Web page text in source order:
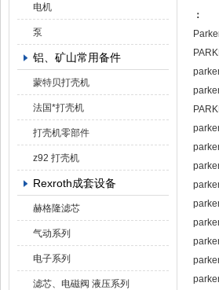
电机
泵
铝、矿山常用备件
蒙特贝打壳机
法国*打壳机
打壳机零部件
z92 打壳机
Rexroth成套设备
赫格隆滤芯
气动系列
电子系列
滤芯、电磁阀 液压系列
：